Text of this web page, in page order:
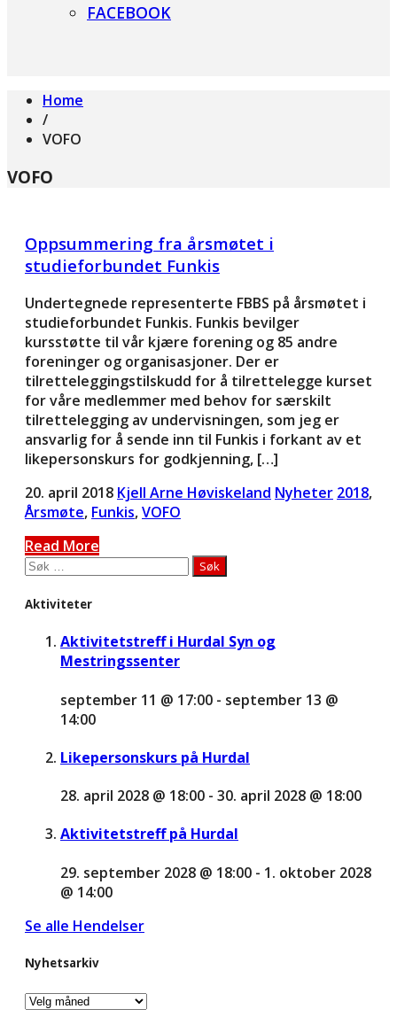
FACEBOOK
Home
/
VOFO
VOFO
Oppsummering fra årsmøtet i
studieforbundet Funkis
Undertegnede representerte FBBS på årsmøtet i
studieforbundet Funkis. Funkis bevilger
kursstøtte til vår kjære forening og 85 andre
foreninger og organisasjoner. Der er
tilretteleggingstilskudd for å tilrettelegge kurset
for våre medlemmer med behov for særskilt
tilrettelegging av undervisningen, som jeg er
ansvarlig for å sende inn til Funkis i forkant av et
likepersonskurs for godkjenning, […]
20. april 2018 Kjell Arne Høviskeland Nyheter 2018,
Årsmøte, Funkis,VOFO
Read More
Søk
Aktiviteter
Aktivitetstreff i Hurdal Syn og
Mestringssenter
september 11 @ 17:00 - september 13 @
14:00
Likepersonskurs på Hurdal
28. april 2028 @ 18:00 - 30. april 2028 @ 18:00
Aktivitetstreff på Hurdal
29. september 2028 @ 18:00 - 1. oktober 2028
@ 14:00
Se alle Hendelser
Nyhetsarkiv
Nyhetsarkiv